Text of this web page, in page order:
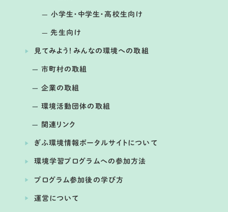
開催日： 2026年03月19日
第4回 応用気象シンポジウム ２０
小学生・中学生・高校生向け
先生向け
見てみよう！みんなの環境への取組
市町村の取組
企業の取組
環境活動団体の取組
関連リンク
ぎふ環境情報ポータルサイトについて
環境学習プログラムへの参加方法
プログラム参加後の学び方
運営について